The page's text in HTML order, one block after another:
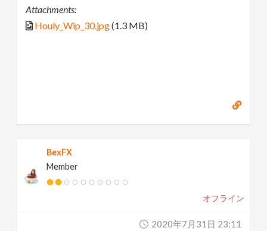
Attachments:
Houly_Wip_30.jpg(1.3 MB)
BexFX
Member
オフライン
2020年7月31日 23:11